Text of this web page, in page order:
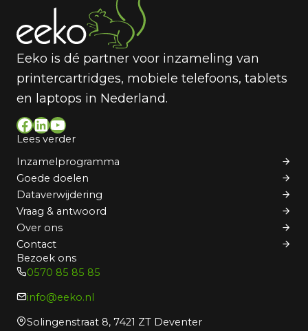
Eeko is dé partner voor inzameling van
printercartridges, mobiele telefoons, tablets
en laptops in Nederland.
Facebook LinkedIn YouTube
Lees verder
Inzamelprogramma
Goede doelen
Dataverwijdering
Vraag & antwoord
Over ons
Contact
Bezoek ons
0570 85 85 85
info@eeko.nl
Solingenstraat 8, 7421 ZT Deventer